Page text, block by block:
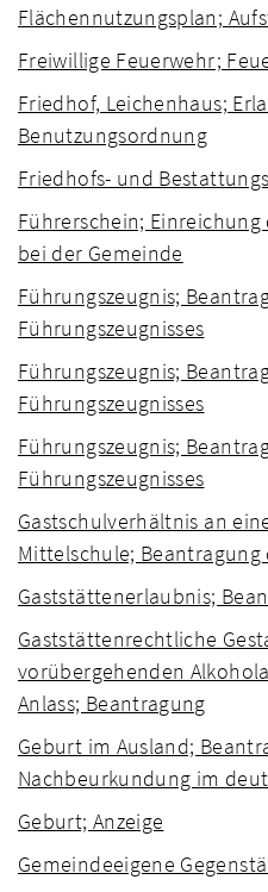
Flächennutzungsplan;
Freiwillige Feuerwehr;
Friedhof, Leichenhaus;
Benutzungsordnung
Friedhofs- und
Führerschein;
bei der Gemeinde
Führungszeugnis;
Führungszeugnisses
Führungszeugnis;
Führungszeugnisses
Führungszeugnis;
Führungszeugnisses
Gastschulverhältnis an
Mittelschule;
Gaststättenerlaubnis;
Gaststättenrechtliche
vorübergehenden
Anlass; Beantragung
Geburt im Ausland;
Nachbeurkundung im
Geburt; Anzeige
Gemeindeeigene